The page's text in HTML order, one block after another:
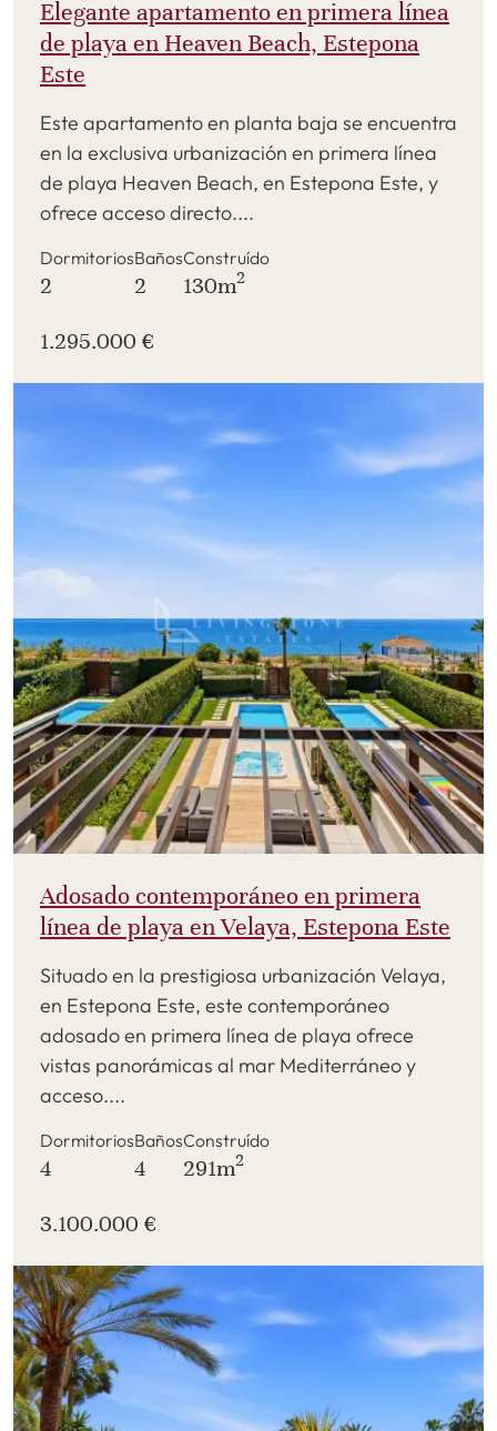
Elegante apartamento en primera línea
de playa en Heaven Beach, Estepona
Este
Este apartamento en planta baja se encuentra
en la exclusiva urbanización en primera línea
de playa Heaven Beach, en Estepona Este, y
ofrece acceso directo....
Dormitorios
2
Baños
2
Construído
130m2
1.295.000 €
Adosado contemporáneo en primera
línea de playa en Velaya, Estepona Este
Situado en la prestigiosa urbanización Velaya,
en Estepona Este, este contemporáneo
adosado en primera línea de playa ofrece
vistas panorámicas al mar Mediterráneo y
acceso....
Dormitorios
4
Baños
4
Construído
291m2
3.100.000 €